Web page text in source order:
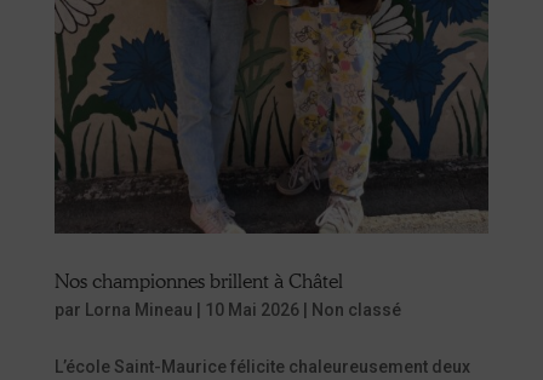
Nos championnes brillent à Châtel
par Lorna Mineau 10 Mai 2026| Non classé
L’école Saint-Maurice félicite chaleureusement deux